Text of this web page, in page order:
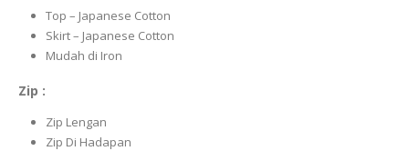
Top – Japanese Cotton
Skirt – Japanese Cotton
Mudah di Iron
Zip :
Zip Lengan
Zip Di Hadapan